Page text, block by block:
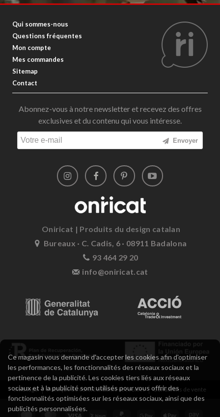
Qui sommes-nous
Questions fréquentes
Mon compte
Mes commandes
Sitemap
Contact
Abonnez-vous à notre newsletter et recevez des offres
exclusives et du contenu qui vous intéresse.
Envoyer
Oniricat | Produits du design catalan
Bureaux · C. Cadis, 6 · 08911 Badalona
93 464 29 20
info@oniricat.cat
Avis légal Politique de confidentialité et cookies Conditions de vente
Ce magasin vous demande d'accepter les cookies afin d'optimiser
les performances, les fonctionnalités des réseaux sociaux et la
pertinence de la publicité. Les cookies tiers liés aux réseaux
sociaux et à la publicité sont utilisés pour vous offrir des
fonctionnalités optimisées sur les réseaux sociaux, ainsi que des
publicités personnalisées.